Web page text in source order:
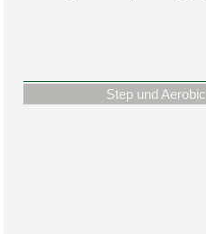
Step und Aerobic